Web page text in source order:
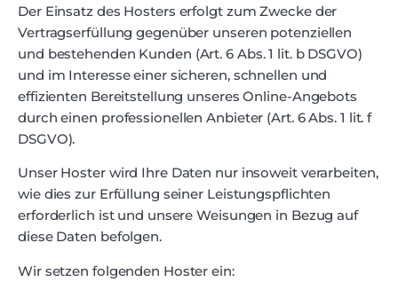
Der Einsatz des Hosters erfolgt zum Zwecke der
Vertragserfüllung gegenüber unseren potenziellen
und bestehenden Kunden (Art. 6 Abs. 1 lit. b DSGVO)
und im Interesse einer sicheren, schnellen und
effizienten Bereitstellung unseres Online-Angebots
durch einen professionellen Anbieter (Art. 6 Abs. 1 lit. f
DSGVO).
Unser Hoster wird Ihre Daten nur insoweit verarbeiten,
wie dies zur Erfüllung seiner Leistungspflichten
erforderlich ist und unsere Weisungen in Bezug auf
diese Daten befolgen.
Wir setzen folgenden Hoster ein: